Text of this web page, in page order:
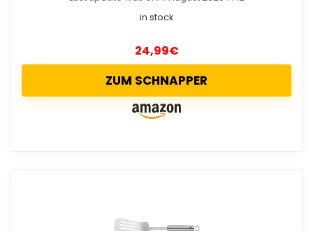
in stock
24,99€
ZUM SCHNAPPER